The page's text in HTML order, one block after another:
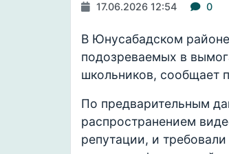
17.06.2026 12:54 0
В Юнусабадском
подозреваемых в
школьников, сообщает
По предварительным
распространением
репутации, и